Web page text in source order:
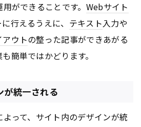
用ができることです。 Webサイト
行えるうえに、 テキスト入力や
アウトの整った記事ができあがる
簡単ではかどります。
が統一される
って、サイト内のデザインが統